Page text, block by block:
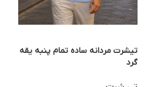
تیشرت مردانه ساده تمام پنبه یقه
گرد